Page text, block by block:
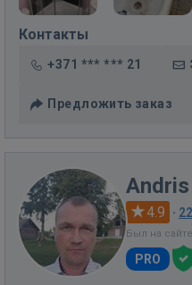
Контакты
+371 *** *** 21
Предложить заказ
4.9 ·
Был на
PRO